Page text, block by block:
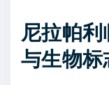
尼拉帕
与生物标